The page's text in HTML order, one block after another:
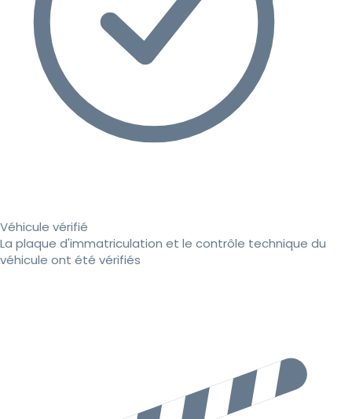
Véhicule vérifié
La plaque d'immatriculation et le contrôle technique du
véhicule ont été vérifiés